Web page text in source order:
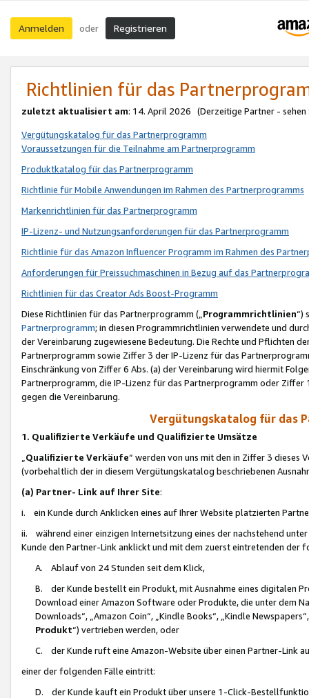
Anmelden oder Registrieren
Richtlinien für das
zuletzt aktualisiert am: 14. April 2026 (Derzeitige Partner - sehen
Vergütungskatalog für das Partnerprogramm
Voraussetzungen für die Teilnahme am Partnerprogramm
Produktkatalog für das Partnerprogramm
Richtlinie für Mobile Anwendungen im Rahmen des Partnerprogramms
Markenrichtlinien für das Partnerprogramm
IP-Lizenz- und Nutzungsanforderungen für das Partnerprogramm
Richtlinie für das Amazon Influencer Programm im Rahmen des
Anforderungen für Preissuchmaschinen in Bezug auf das
Richtlinien für das Creator Ads Boost-Programm
Diese Richtlinien für das Partnerprogramm („Programmrichtlinien“)
Partnerprogramm; in diesen Programmrichtlinien verwendete und
der Vereinbarung zugewiesene Bedeutung. Die Rechte und Pflichten
Partnerprogramm sowie Ziffer 3 der IP-Lizenz für das
Einschränkung von Ziffer 6 Abs. (a) der Vereinbarung wird hiermit
Partnerprogramm, die IP-Lizenz für das Partnerprogramm oder
gegen die Vereinbarung.
Vergütungskatalog für das
1. Qualifizierte Verkäufe und Qualifizierte Umsätze
Qualifizierte Verkäufe“ werden von uns mit den in Ziffer 3
(vorbehaltlich der in diesem Vergütungskatalog beschriebenen
(a) Partner- Link auf Ihrer Site:
i. ein Kunde durch Anklicken eines auf Ihrer Website platzierten
ii. während einer einzigen Internetsitzung eines der nachstehend
Kunde den Partner-Link anklickt und mit dem zuerst eintretenden der
A. Ablauf von 24 Stunden seit dem Klick,
B. der Kunde bestellt ein Produkt, mit Ausnahme eines digitalen
Download einer Amazon Software oder Produkte, die unter dem
Downloads“, „Amazon Coin“, „Kindle Books“, „Kindle
Produkt“) vertrieben werden, oder
C. der Kunde ruft eine Amazon-Website über einen Partner-Link
einer der folgenden Fälle eintritt:
D. der Kunde kauft ein Produkt über unsere 1-Click-